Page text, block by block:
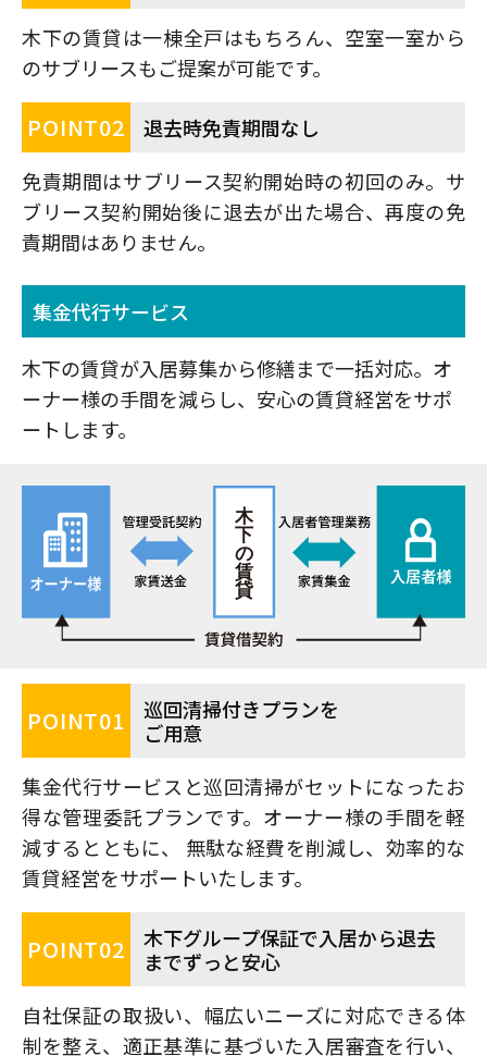
木下の賃貸は一棟全戸はもちろん、空室一室から
のサブリースもご提案が可能です。
POINT02
退去時免責期間なし
免責期間はサブリース契約開始時の初回のみ。サ
ブリース契約開始後に退去が出た場合、再度の免
責期間はありません。
集金代行サービス
木下の賃貸が入居募集から修繕まで一括対応。オ
ーナー様の手間を減らし、安心の賃貸経営をサポ
ートします。
POINT01
巡回清掃付きプランを
ご用意
集金代行サービスと巡回清掃がセットになったお
得な管理委託プランです。オーナー様の手間を軽
減するとともに、 無駄な経費を削減し、効率的な
賃貸経営をサポートいたします。
POINT02 木下グループ保証で入居から退去
までずっと安心
自社保証の取扱い、幅広いニーズに対応できる体
制を整え、適正基準に基づいた入居審査を行い、